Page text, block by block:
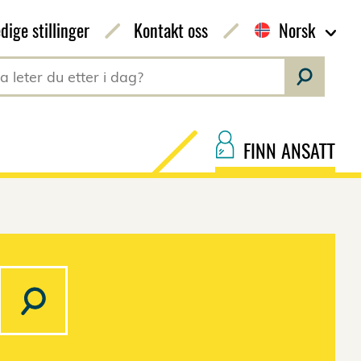
stillinger Kontakt oss Norsk
FINN ANSATT